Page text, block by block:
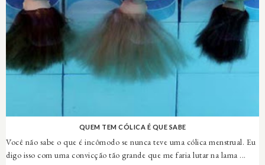
QUEM TEM CÓLICA É QUE SABE
Você não sabe o que é incômodo se nunca teve uma cólica menstrual. Eu
digo isso com uma convicção tão grande que me faria lutar na lama ...